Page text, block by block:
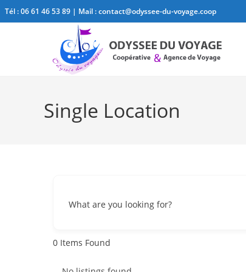
Tél :06 61 46 53 89 | Mail :contact@odyssee-du-voyage.coop
Single Location
What are you looking for?
0 Items Found